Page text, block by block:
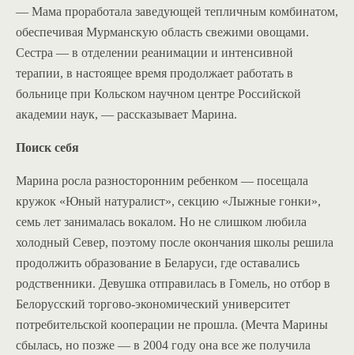
— Мама проработала заведующей тепличным комбинатом,
обеспечивая Мурманскую область свежими овощами.
Сестра — в отделении реанимации и интенсивной
терапии, в настоящее время продолжает работать в
больнице при Кольском научном центре Российской
академии наук, — рассказывает Марина.
Поиск себя
Марина росла разносторонним ребенком — посещала
кружок «Юный натуралист», секцию «Лыжные гонки»,
семь лет занималась вокалом. Но не слишком любила
холодный Север, поэтому после окончания школы решила
продолжить образование в Беларуси, где оставались
родственники. Девушка отправилась в Гомель, но отбор в
Белорусский торгово-экономический университет
потребительской кооперации не прошла. (Мечта Марины
сбылась, но позже — в 2004 году она все же получила